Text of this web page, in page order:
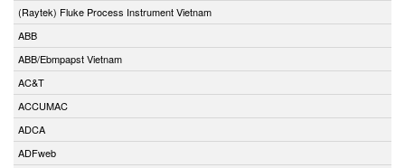
(Raytek) Fluke Process Instrument Vietnam
ABB
ABB/Ebmpapst Vietnam
AC&T
ACCUMAC
ADCA
ADFweb